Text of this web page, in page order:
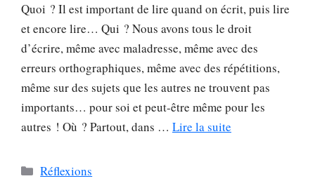
Quoi ? Il est important de lire quand on écrit, puis lire
et encore lire… Qui ? Nous avons tous le droit
d’écrire, même avec maladresse, même avec des
erreurs orthographiques, même avec des répétitions,
même sur des sujets que les autres ne trouvent pas
importants… pour soi et peut-être même pour les
autres ! Où ? Partout, dans … Lire la suite
Catégories
Réflexions